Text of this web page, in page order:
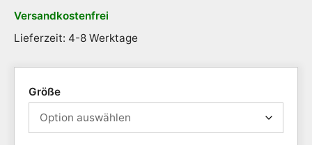
Versandkostenfrei
Lieferzeit: 4-8 Werktage
Größe